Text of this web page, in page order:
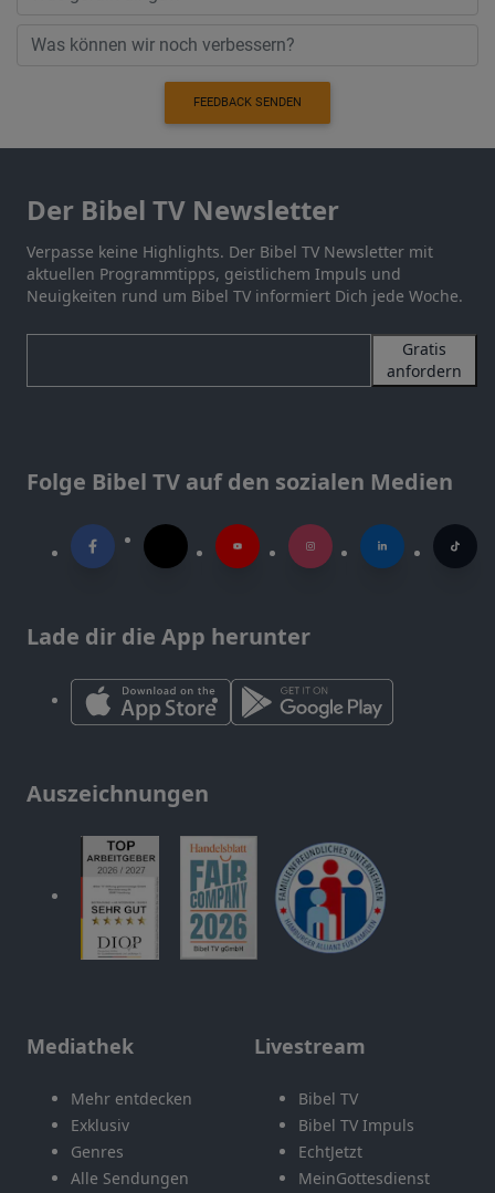
FEEDBACK SENDEN
Der Bibel TV Newsletter
Verpasse keine Highlights. Der Bibel TV Newsletter mit
aktuellen Programmtipps, geistlichem Impuls und
Neuigkeiten rund um Bibel TV informiert Dich jede Woche.
Gratis
anfordern
Folge Bibel TV auf den sozialen Medien
Lade dir die App herunter
Auszeichnungen
Mediathek
Mehr entdecken
Exklusiv
Genres
Alle Sendungen
Livestream
Bibel TV
Bibel TV Impuls
EchtJetzt
MeinGottesdienst